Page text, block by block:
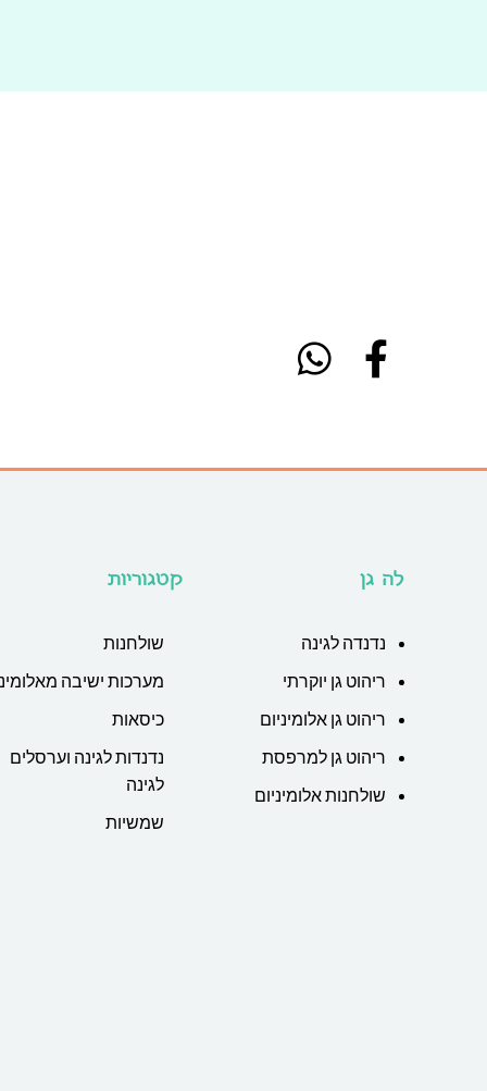
לה גן
נדנדה לגינה
ריהוט גן יוקרתי
ריהוט גן אלומיניום
ריהוט גן למרפסת
שולחנות אלומיניום
קטגוריות
שולחנות
מערכות ישיבה
כיסאות
נדנדות לגינה וערסלים
לגינה
שמשיות